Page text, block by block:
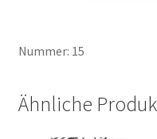
Nummer: 15
Ähnliche